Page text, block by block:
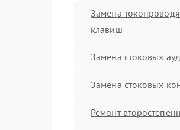
Замена
клавиш
Замена стоковых
Замена стоковых
Ремонт